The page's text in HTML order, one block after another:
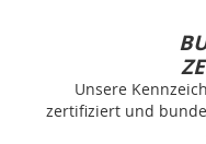
Unsere
zertifiziert und